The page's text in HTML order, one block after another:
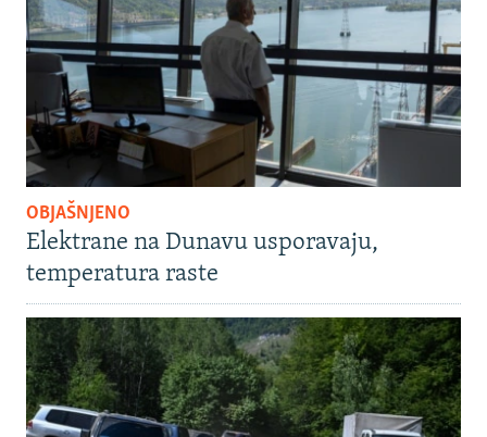
OBJAŠNJENO
Elektrane na Dunavu usporavaju,
temperatura raste